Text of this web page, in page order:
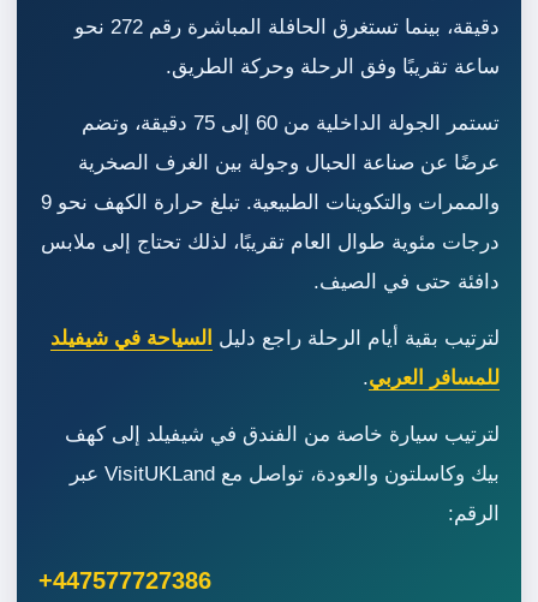
دقيقة، بينما تستغرق الحافلة المباشرة رقم 272 نحو
ساعة تقريبًا وفق الرحلة وحركة الطريق.
تستمر الجولة الداخلية من 60 إلى 75 دقيقة، وتضم
عرضًا عن صناعة الحبال وجولة بين الغرف الصخرية
والممرات والتكوينات الطبيعية. تبلغ حرارة الكهف نحو 9
درجات مئوية طوال العام تقريبًا، لذلك تحتاج إلى ملابس
دافئة حتى في الصيف.
لترتيب بقية أيام الرحلة راجع دليل السياحة في شيفيلد
للمسافر العربي.
لترتيب سيارة خاصة من الفندق في شيفيلد إلى كهف
بيك وكاسلتون والعودة، تواصل مع VisitUKLand عبر
الرقم:
+447577727386